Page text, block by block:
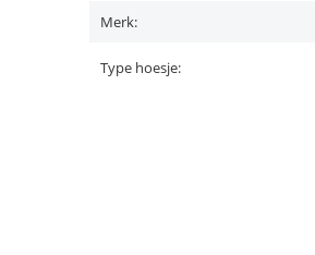
Merk:
Type hoesje: